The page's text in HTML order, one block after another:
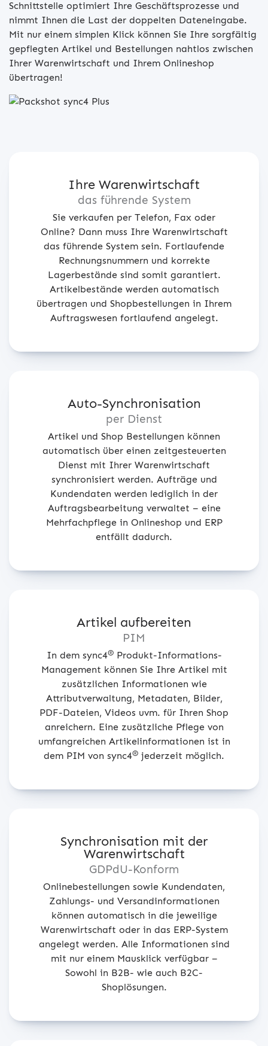
Schnittstelle optimiert Ihre Geschäftsprozesse und
nimmt Ihnen die Last der doppelten Dateneingabe.
Mit nur einem simplen Klick können Sie Ihre sorgfältig
gepflegten Artikel und Bestellungen nahtlos zwischen
Ihrer Warenwirtschaft und Ihrem Onlineshop
übertragen!
Ihre Warenwirtschaft
das führende System
Sie verkaufen per Telefon, Fax oder
Online? Dann muss Ihre Warenwirtschaft
das führende System sein. Fortlaufende
Rechnungsnummern und korrekte
Lagerbestände sind somit garantiert.
Artikelbestände werden automatisch
übertragen und Shopbestellungen in Ihrem
Auftragswesen fortlaufend angelegt.
Auto-Synchronisation
per Dienst
Artikel und Shop Bestellungen können
automatisch über einen zeitgesteuerten
Dienst mit Ihrer Warenwirtschaft
synchronisiert werden. Aufträge und
Kundendaten werden lediglich in der
Auftragsbearbeitung verwaltet – eine
Mehrfachpflege in Onlineshop und ERP
entfällt dadurch.
Artikel aufbereiten
PIM
In dem sync4®Produkt-Informations-
Management können Sie Ihre Artikel mit
zusätzlichen Informationen wie
Attributverwaltung, Metadaten, Bilder,
PDF-Dateien, Videos uvm. für Ihren Shop
anreichern. Eine zusätzliche Pflege von
umfangreichen Artikelinformationen ist in
dem PIM von sync4® jederzeit möglich.
Synchronisation mit der
Warenwirtschaft
GDPdU-Konform
Onlinebestellungen sowie Kundendaten,
Zahlungs- und Versandinformationen
können automatisch in die jeweilige
Warenwirtschaft oder in das ERP-System
angelegt werden. Alle Informationen sind
mit nur einem Mausklick verfügbar –
Sowohl in B2B- wie auch B2C-
Shoplösungen.